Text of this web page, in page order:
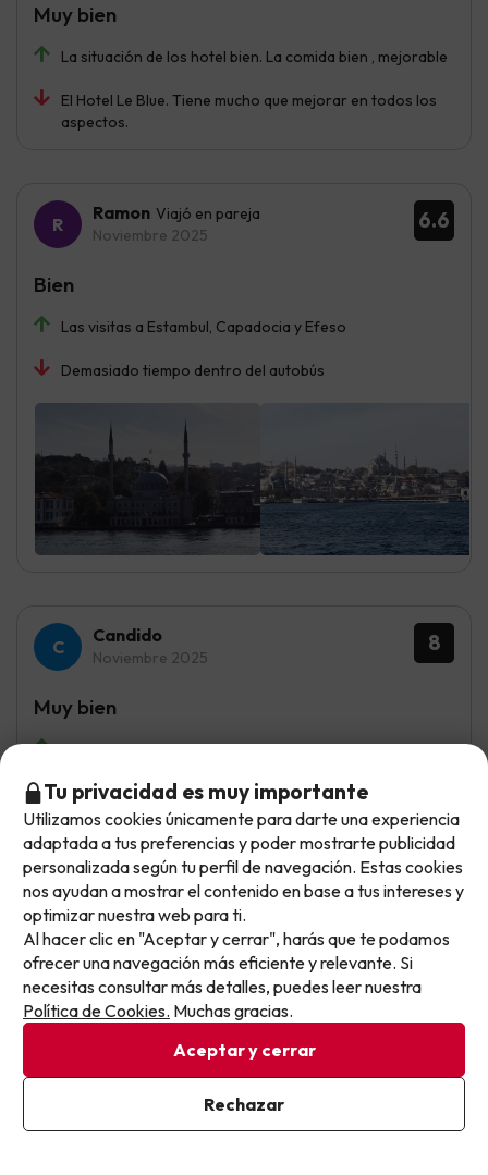
La situación de los hotel bien. La comida bien , mejorable
El Hotel Le Blue. Tiene mucho que mejorar en todos los
aspectos.
Muy bien
6.6
Ramon Viajó en pareja
Noviembre 2025
Las visitas a Estambul, Capadocia y Efeso
Demasiado tiempo dentro del autobús
Bien
8
Candido
Noviembre 2025
todo muy bien he disfrutado mucho de todo
Muy bien
5.4
María Elena Viajó en pareja
Noviembre 2025
Lo mejor los compañeros del autocar y el conductor es
cierto que es todo muy bonito pero muy poco tiempo de
visita el lago de sal media hora, el hotel de Capadocia
estaba en mitad de la nada el resto de las excursiones
una hora en cada sitio
El peor viaje de mi vida nos dejaron plantados en el
aeropuerto nos dijeron que nos buscarían columna tres
y era la columna 13 y se fueron sin nosotros dos horas
Normal
No llegas tarde: llegas al siguiente.
Este chollo ya ha caducado, pero cada día lanzamos
nuevas oportunidades para viajar mejor y pagar
menos.
Apúntate y que el próximo no se te escape.
Pon tu mejor e-mail
Ya estoy suscrito
Al suscribirte, confirmas haber leído y estar de acuerdo con la
Tu privacidad es muy importante
Utilizamos cookies únicamente para darte una experiencia
adaptada a tus preferencias y poder mostrarte publicidad
personalizada según tu perfil de navegación. Estas cookies
nos ayudan a mostrar el contenido en base a tus intereses y
optimizar nuestra web para ti.
Al hacer clic en "Aceptar y cerrar", harás que te podamos
ofrecer una navegación más eficiente y relevante. Si
necesitas consultar más detalles, puedes leer nuestra
Política de Cookies. Muchas gracias.
Aceptar y cerrar
Rechazar